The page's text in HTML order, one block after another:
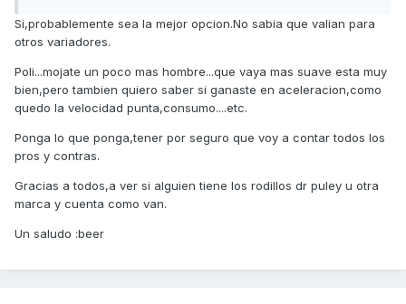
Si,probablemente sea la mejor opcion.No sabia que valian para
otros variadores.
Poli...mojate un poco mas hombre...que vaya mas suave esta muy
bien,pero tambien quiero saber si ganaste en aceleracion,como
quedo la velocidad punta,consumo....etc.
Ponga lo que ponga,tener por seguro que voy a contar todos los
pros y contras.
Gracias a todos,a ver si alguien tiene los rodillos dr puley u otra
marca y cuenta como van.
Un saludo :beer